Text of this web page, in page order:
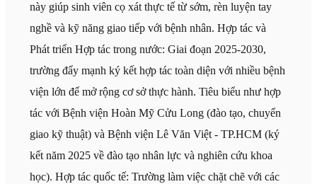
này giúp sinh viên cọ xát thực tế từ sớm, rèn luyện tay
nghề và kỹ năng giao tiếp với bệnh nhân. Hợp tác và
Phát triển Hợp tác trong nước: Giai đoạn 2025-2030,
trường đẩy mạnh ký kết hợp tác toàn diện với nhiều bệnh
viện lớn để mở rộng cơ sở thực hành. Tiêu biểu như hợp
tác với Bệnh viện Hoàn Mỹ Cửu Long (đào tạo, chuyển
giao kỹ thuật) và Bệnh viện Lê Văn Việt - TP.HCM (ký
kết năm 2025 về đào tạo nhân lực và nghiên cứu khoa
học). Hợp tác quốc tế: Trường làm việc chặt chẽ với các